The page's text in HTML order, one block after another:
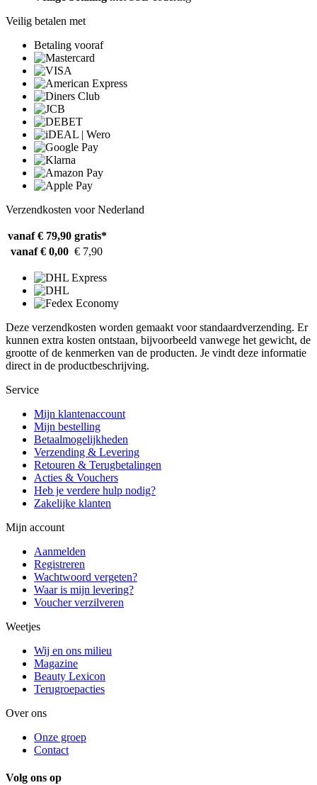
Veilig betalen met
Betaling vooraf
Verzendkosten voor Nederland
vanaf € 79,90 gratis*
vanaf € 0,00 € 7,90
Deze verzendkosten worden gemaakt voor standaardverzending. Er
kunnen extra kosten ontstaan, bijvoorbeeld vanwege het gewicht, de
grootte of de kenmerken van de producten. Je vindt deze informatie
direct in de productbeschrijving.
Service
Mijn klantenaccount
Mijn bestelling
Betaalmogelijkheden
Verzending & Levering
Retouren & Terugbetalingen
Acties & Vouchers
Heb je verdere hulp nodig?
Zakelijke klanten
Mijn account
Aanmelden
Registreren
Wachtwoord vergeten?
Waar is mijn levering?
Voucher verzilveren
Weetjes
Wij en ons milieu
Magazine
Beauty Lexicon
Terugroepacties
Over ons
Onze groep
Contact
Volg ons op